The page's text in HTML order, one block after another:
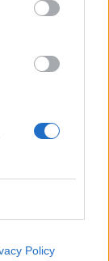
Policy